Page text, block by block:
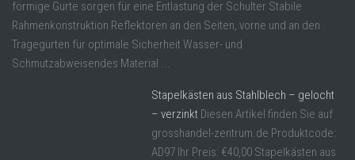
förmige Gurte sorgen für eine Entlastung der Schulter Stabile
Rahmenkonstruktion Reflektoren an den Seiten, vorne und an den
Tragegurten für optimale Sicherheit Wasser- und
Schmutzabweisendes Material ...
Stapelkästen aus Stahlblech – gelocht
– verzinkt Diesen Artikel finden Sie auf
grosshandel-zentrum.de Produktcode:
AD97 Ihr Preis: €40,00 Stapelkästen aus